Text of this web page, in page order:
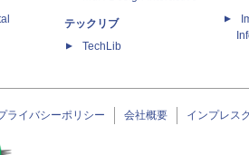
テックリブ
TechLib
ライバシーポリシー 会社概要 インプレス